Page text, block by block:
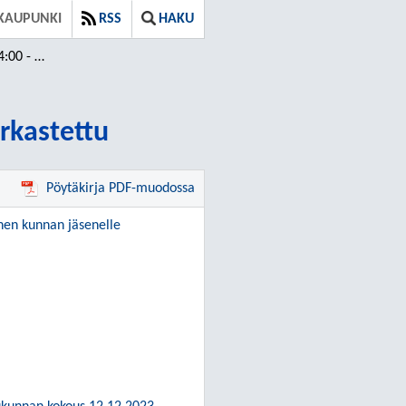
RSS HAKU
Pöytäkirja PDF-muodossa
kunnan jäsenelle